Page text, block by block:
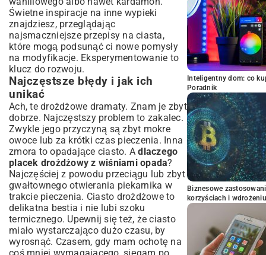
Świetne inspiracje na inne wypieki
znajdziesz, przeglądając
najsmaczniejsze przepisy na ciasta,
które mogą podsunąć ci nowe pomysły
na modyfikacje. Eksperymentowanie to
klucz do rozwoju.
Najczęstsze błędy i jak ich
unikać
Ach, te drożdżowe dramaty. Znam je zbyt
dobrze. Najczęstszy problem to zakalec.
Zwykle jego przyczyną są zbyt mokre
owoce lub za krótki czas pieczenia. Inna
zmora to opadające ciasto. Adlaczego
placek drożdżowy z wiśniami opada?
Najczęściej z powodu przeciągu lub zbyt
gwałtownego otwierania piekarnika w
trakcie pieczenia. Ciasto drożdżowe to
delikatna bestia i nie lubi szoku
termicznego. Upewnij się też, że ciasto
miało wystarczająco dużo czasu, by
wyrosnąć. Czasem, gdy mam ochotę na
Inteligentny dom: co
Poradnik
Biznesowe
korzyściach i wdrożeniu